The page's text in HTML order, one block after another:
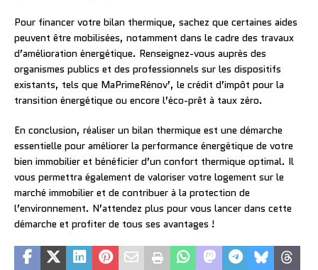
Pour financer votre bilan thermique, sachez que certaines aides
peuvent être mobilisées, notamment dans le cadre des travaux
d’amélioration énergétique. Renseignez-vous auprès des
organismes publics et des professionnels sur les dispositifs
existants, tels que MaPrimeRénov’, le crédit d’impôt pour la
transition énergétique ou encore l’éco-prêt à taux zéro.
En conclusion, réaliser un bilan thermique est une démarche
essentielle pour améliorer la performance énergétique de votre
bien immobilier et bénéficier d’un confort thermique optimal. Il
vous permettra également de valoriser votre logement sur le
marché immobilier et de contribuer à la protection de
l’environnement. N’attendez plus pour vous lancer dans cette
démarche et profiter de tous ses avantages !